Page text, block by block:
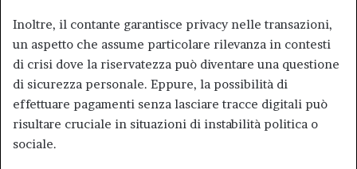
Inoltre, il contante garantisce privacy nelle transazioni,
un aspetto che assume particolare rilevanza in contesti
di crisi dove la riservatezza può diventare una questione
di sicurezza personale. Eppure, la possibilità di
effettuare pagamenti senza lasciare tracce digitali può
risultare cruciale in situazioni di instabilità politica o
sociale.